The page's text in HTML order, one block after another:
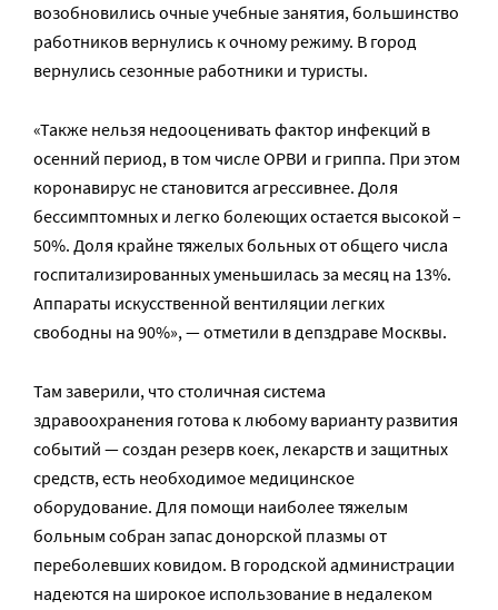
возобновились очные учебные занятия, большинство
работников вернулись к очному режиму. В город
вернулись сезонные работники и туристы.
«Также нельзя недооценивать фактор инфекций в
осенний период, в том числе ОРВИ и гриппа. При этом
коронавирус не становится агрессивнее. Доля
бессимптомных и легко болеющих остается высокой –
50%. Доля крайне тяжелых больных от общего числа
госпитализированных уменьшилась за месяц на 13%.
Аппараты искусственной вентиляции легких
свободны на 90%», — отметили в депздраве Москвы.
Там заверили, что столичная система
здравоохранения готова к любому варианту развития
событий — создан резерв коек, лекарств и защитных
средств, есть необходимое медицинское
оборудование. Для помощи наиболее тяжелым
больным собран запас донорской плазмы от
переболевших ковидом. В городской администрации
надеются на широкое использование в недалеком